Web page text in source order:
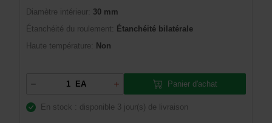
Diamètre intérieur: 30 mm
Étanchéité du roulement:
Étanchéité bilatérale
Haute température:
Non
EA Panier d'achat
En stock : disponible 3 jour(s) de livraison